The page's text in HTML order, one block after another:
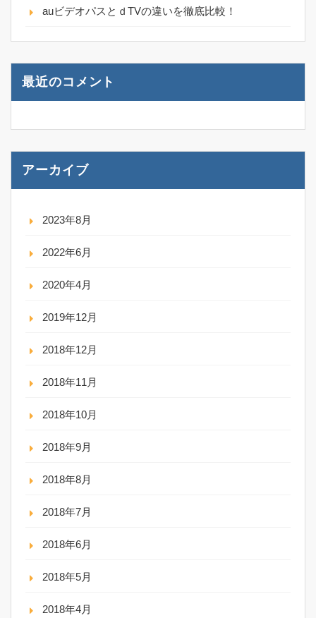
auビデオパスとｄTVの違いを徹底比較！
最近のコメント
アーカイブ
2023年8月
2022年6月
2020年4月
2019年12月
2018年12月
2018年11月
2018年10月
2018年9月
2018年8月
2018年7月
2018年6月
2018年5月
2018年4月